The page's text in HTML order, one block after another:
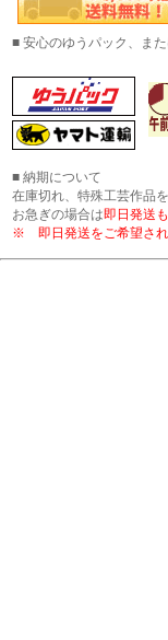
■ 安心のゆうパック、ま
【時間
■ 納期について
在庫切れ、特殊工芸作品
お急ぎの場合は即日発送
※ 即日発送をご希望され